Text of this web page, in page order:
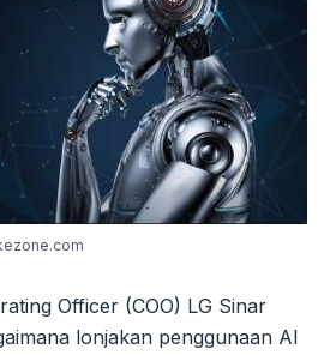
Officer (COO) LG Sinar
lonjakan penggunaan AI